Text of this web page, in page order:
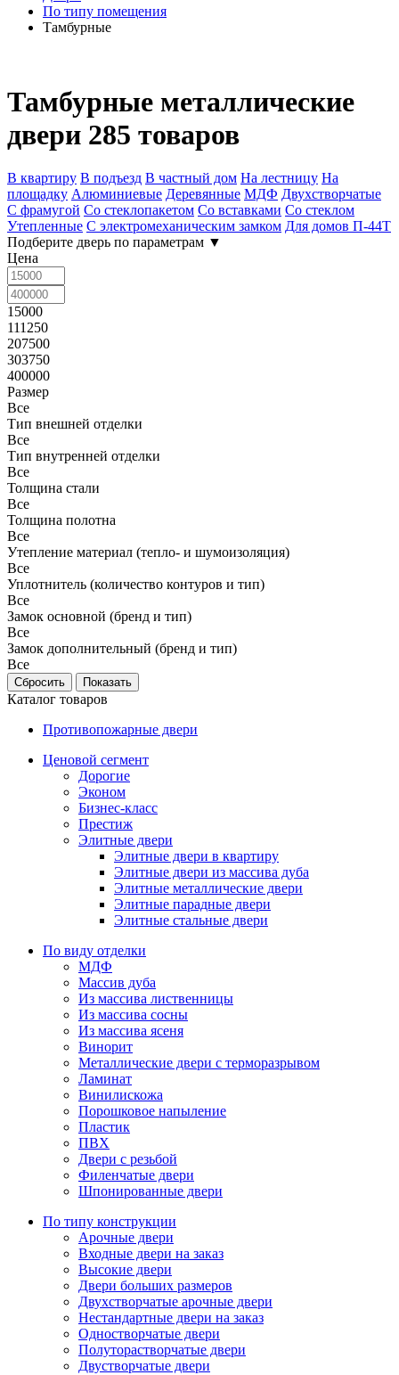
По типу помещения
Тамбурные
Тамбурные металлические
двери 285 товаров
В квартиру В подъезд В частный дом На лестницу На
площадку Алюминиевые Деревянные МДФ Двухстворчатые
С фрамугой Со стеклопакетом Со вставками Со стеклом
Утепленные С электромеханическим замком Для домов П-44Т
Подберите дверь по параметрам ▼
Цена
15000
111250
207500
303750
400000
Размер
Все
Тип внешней отделки
Все
Тип внутренней отделки
Все
Толщина стали
Все
Толщина полотна
Все
Утепление материал (тепло- и шумоизоляция)
Все
Уплотнитель (количество контуров и тип)
Все
Замок основной (бренд и тип)
Все
Замок дополнительный (бренд и тип)
Все
Каталог товаров
Противопожарные двери
Ценовой сегмент
Дорогие
Эконом
Бизнес-класс
Престиж
Элитные двери
Элитные двери в квартиру
Элитные двери из массива дуба
Элитные металлические двери
Элитные парадные двери
Элитные стальные двери
По виду отделки
МДФ
Массив дуба
Из массива лиственницы
Из массива сосны
Из массива ясеня
Винорит
Металлические двери с терморазрывом
Ламинат
Винилискожа
Порошковое напыление
Пластик
ПВХ
Двери с резьбой
Филенчатые двери
Шпонированные двери
По типу конструкции
Арочные двери
Входные двери на заказ
Высокие двери
Двери больших размеров
Двухстворчатые арочные двери
Нестандартные двери на заказ
Одностворчатые двери
Полуторастворчатые двери
Двустворчатые двери